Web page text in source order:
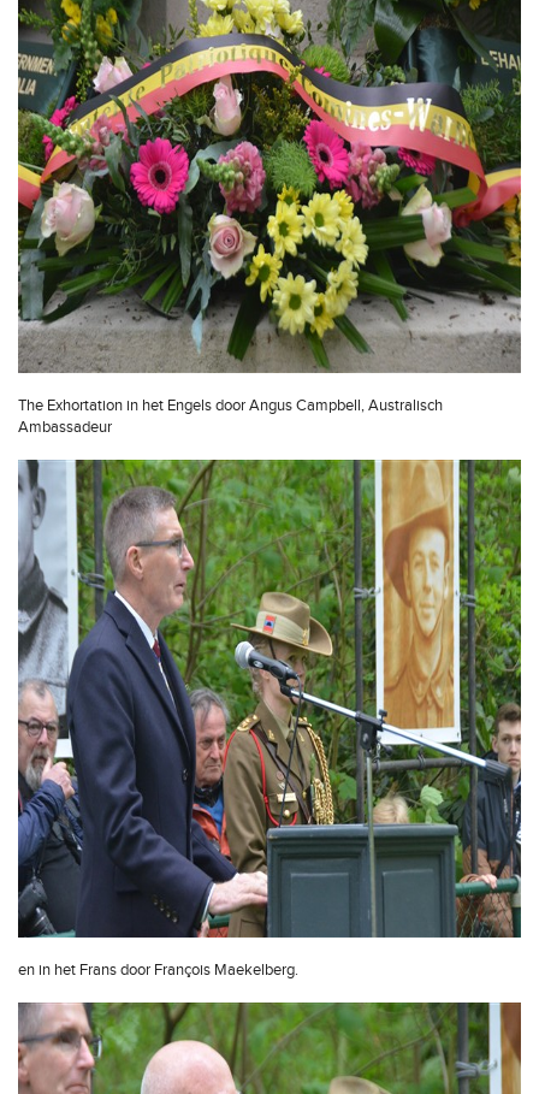
The Exhortation in het Engels door Angus Campbell, Australisch
Ambassadeur
en in het Frans door François Maekelberg.